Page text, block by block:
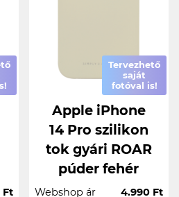
Ft
Tervezhető
saját
fotóval is!
Apple iPhone
14 Pro szilikon
tok gyári ROAR
púder fehér
Webshop ár
4.990 Ft